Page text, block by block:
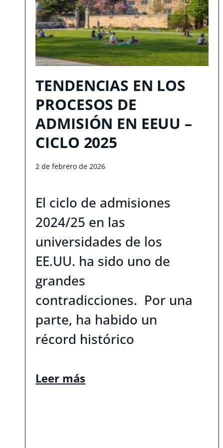
TENDENCIAS EN LOS
PROCESOS DE
ADMISIÓN EN EEUU –
CICLO 2025
2 de febrero de 2026
El ciclo de admisiones
2024/25 en las
universidades de los
EE.UU. ha sido uno de
grandes
contradicciones. Por una
parte, ha habido un
récord histórico
Leer más